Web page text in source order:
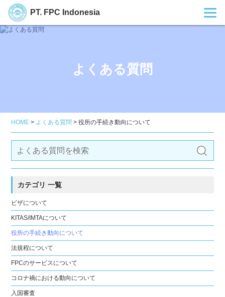
PT. FPC Indonesia
よくある質問
HOME > よくある質問 >役所の手続き動向について
カテゴリ 一覧
ビザについて
KITAS/IMTAについて
役所の手続き動向について
法規程について
FPCのサービスについて
コロナ禍における動向について
入国審査